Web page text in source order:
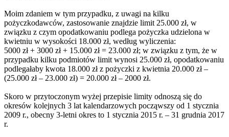
Moim zdaniem w tym przypadku, z uwagi na kilku
pożyczkodawców, zastosowanie znajdzie limit 25.000 zł, w
związku z czym opodatkowaniu podlega pożyczka udzielona w
kwietniu w wysokości 18.000 zł, według wyliczenia:
5000 zł + 3000 zł + 15.000 zł = 23.000 zł; w związku z tym, że w
przypadku kilku podmiotów limit wynosi 25.000 zł, opodatkowaniu
podlegałaby kwota 18.000 zł z pożyczki z kwietnia 20.000 zł –
(25.000 zł – 23.000 zł) = 20.000 zł – 2000 zł.
Skoro w przytoczonym wyżej przepisie limity odnoszą się do
okresów kolejnych 3 lat kalendarzowych począwszy od 1 stycznia
2009 r., obecny 3-letni okres to 1 stycznia 2015 r. – 31 grudnia 2017
r.